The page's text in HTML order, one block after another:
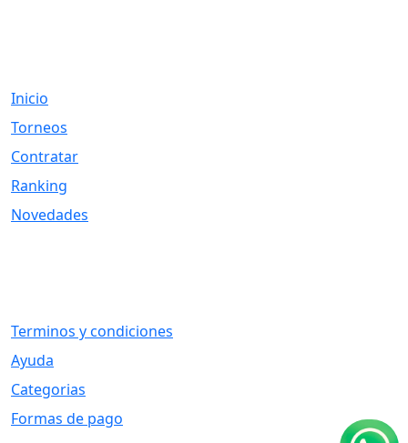
Inicio
Torneos
Contratar
Ranking
Novedades
Terminos y condiciones
Ayuda
Categorias
Formas de pago